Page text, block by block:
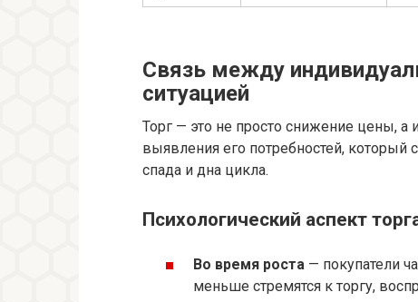
Связь между
ситуацией
Торг — это не просто снижение цены, а
выявления его потребностей, который
спада и дна цикла.
Психологический аспект
Во время роста — покупатели
меньше стремятся к торгу,